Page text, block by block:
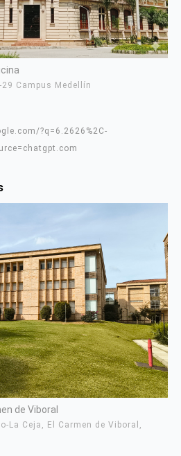
Campus Medellín
?q=6.2626%2C-
de Viboral
La Ceja, El Carmen de Viboral,